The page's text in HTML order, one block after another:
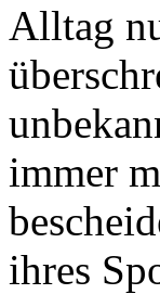
Alltag
immer
ihres